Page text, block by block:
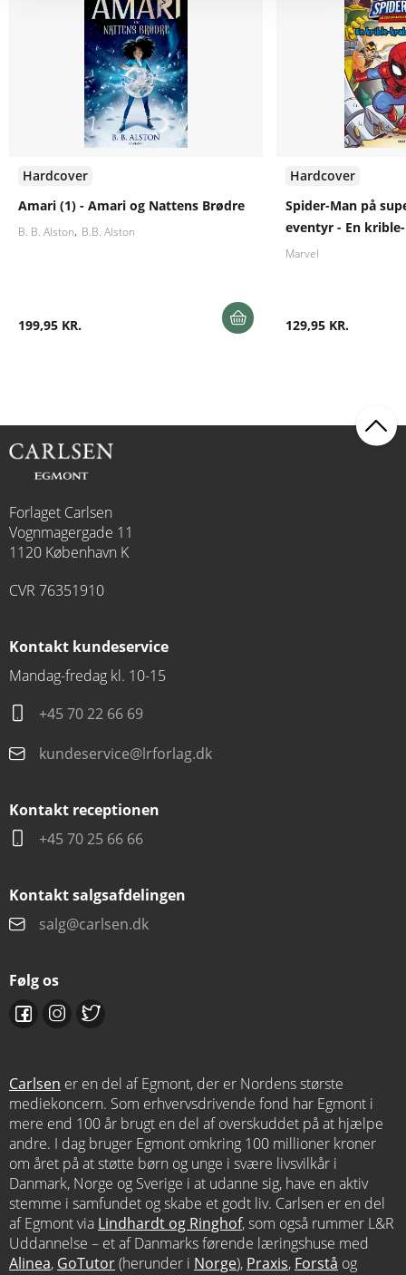
Hardcover
Amari (1) - Amari og Nattens Brødre
B. B. Alston B.B. Alston
199,95 KR.
Hardcover
Spider-Man på
eventyr - En
Marvel
129,95 KR.
Forlaget Carlsen
Vognmagergade 11
1120 København K
CVR 76351910
Kontakt kundeservice
Mandag-fredag kl. 10-15
+45 70 22 66 69
kundeservice@lrforlag.dk
Kontakt receptionen
+45 70 25 66 66
Kontakt salgsafdelingen
salg@carlsen.dk
Følg os
Carlsen er en del af Egmont, der er Nordens største
mediekoncern. Som erhvervsdrivende fond har Egmont i
mere end 100 år brugt en del af overskuddet på at hjælpe
andre. I dag bruger Egmont omkring 100 millioner kroner
om året på at støtte børn og unge i svære livsvilkår i
Danmark, Norge og Sverige i at udanne sig, have en aktiv
stemme i samfundet og skabe et godt liv. Carlsen er en del
af Egmont via Lindhardt og Ringhof, som også rummer L&R
Uddannelse – et af Danmarks førende læringshuse med
Alinea, GoTutor(herunder i Norge), Praxis, Forstå og